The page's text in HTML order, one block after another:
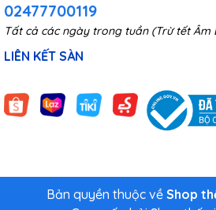
02477700119
Tất cả các ngày trong tuần (Trừ tết Âm
LIÊN KẾT SÀN
Bản quyền thuộc về Shop